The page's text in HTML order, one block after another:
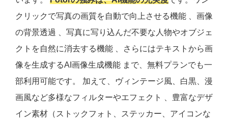
クリックで写真の画質を自動で向上させる機能 、画像
の背景透過 、写真に写り込んだ不要な人物やオブジェ
クトを自然に消去する機能 、さらにはテキストから画
像を生成するAI画像生成機能 まで、無料プランでも一
部利用可能です。 加えて、ヴィンテージ風、白黒、漫
画風など多様なフィルターやエフェクト 、豊富なデザ
イン素材（ストックフォト、ステッカー、アイコンな